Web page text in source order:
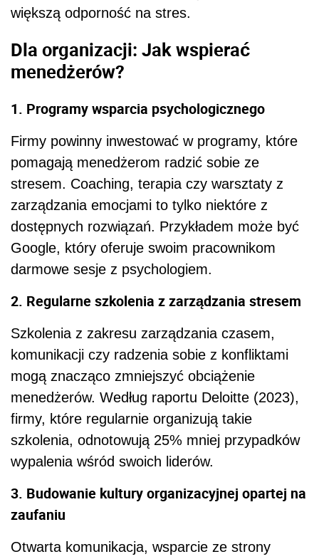
większą odporność na stres.
Dla organizacji: Jak wspierać
menedżerów?
1. Programy wsparcia psychologicznego
Firmy powinny inwestować w programy, które
pomagają menedżerom radzić sobie ze
stresem. Coaching, terapia czy warsztaty z
zarządzania emocjami to tylko niektóre z
dostępnych rozwiązań. Przykładem może być
Google, który oferuje swoim pracownikom
darmowe sesje z psychologiem.
2. Regularne szkolenia z zarządzania stresem
Szkolenia z zakresu zarządzania czasem,
komunikacji czy radzenia sobie z konfliktami
mogą znacząco zmniejszyć obciążenie
menedżerów. Według raportu Deloitte (2023),
firmy, które regularnie organizują takie
szkolenia, odnotowują 25% mniej przypadków
wypalenia wśród swoich liderów.
3. Budowanie kultury organizacyjnej opartej na
zaufaniu
Otwarta komunikacja, wsparcie ze strony